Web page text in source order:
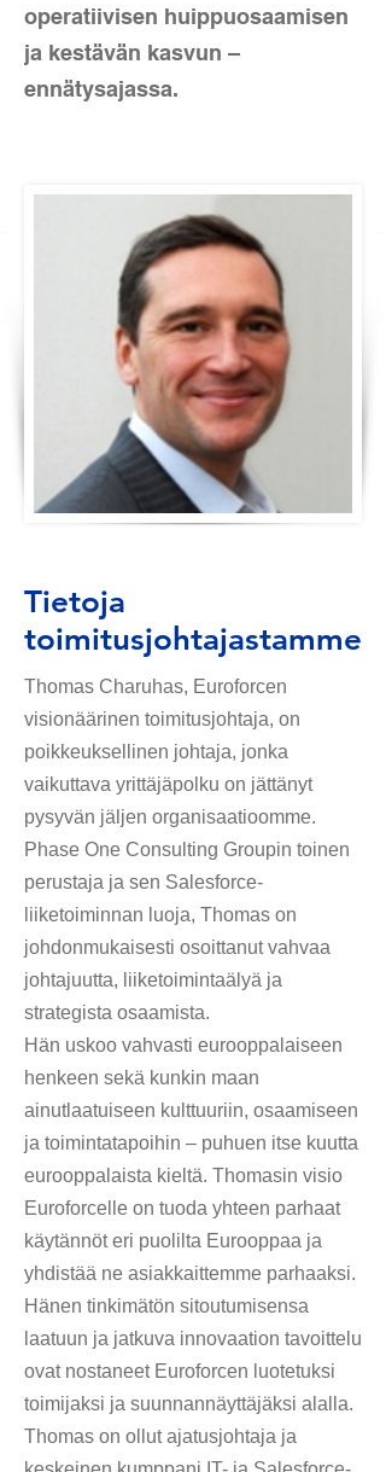
operatiivisen huippuosaamisen
ja kestävän kasvun –
ennätysajassa.
Tietoja
toimitusjohtajastamme
Thomas Charuhas, Euroforcen
visionäärinen toimitusjohtaja, on
poikkeuksellinen johtaja, jonka
vaikuttava yrittäjäpolku on jättänyt
pysyvän jäljen organisaatioomme.
Phase One Consulting Groupin toinen
perustaja ja sen Salesforce-
liiketoiminnan luoja, Thomas on
johdonmukaisesti osoittanut vahvaa
johtajuutta, liiketoimintaälyä ja
strategista osaamista.
Hän uskoo vahvasti eurooppalaiseen
henkeen sekä kunkin maan
ainutlaatuiseen kulttuuriin, osaamiseen
ja toimintatapoihin – puhuen itse kuutta
eurooppalaista kieltä. Thomasin visio
Euroforcelle on tuoda yhteen parhaat
käytännöt eri puolilta Eurooppaa ja
yhdistää ne asiakkaittemme parhaaksi.
Hänen tinkimätön sitoutumisensa
laatuun ja jatkuva innovaation tavoittelu
ovat nostaneet Euroforcen luotetuksi
toimijaksi ja suunnannäyttäjäksi alalla.
Thomas on ollut ajatusjohtaja ja